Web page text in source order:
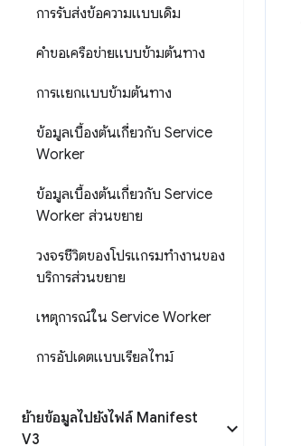
การรับส่งข้อความแบบเดิม
คำขอเครือข่ายแบบข้ามต้นทาง
การแยกแบบข้ามต้นทาง
ข้อมูลเบื้องต้นเกี่ยวกับ Service
Worker
ข้อมูลเบื้องต้นเกี่ยวกับ Service
Worker ส่วนขยาย
วงจรชีวิตของโปรแกรมทำงานของ
บริการส่วนขยาย
เหตุการณ์ใน Service Worker
การอัปเดตแบบเรียลไทม์
ย้ายข้อมูลไปยังไฟล์ Manifest
V3